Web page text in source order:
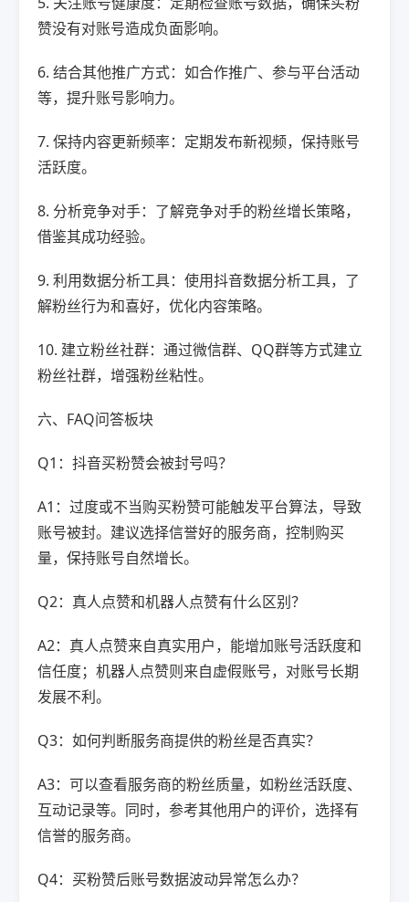
赞没有对账号造成负面影响。
6. 结合其他推广方式：如合作推广、参与平台活动
等，提升账号影响力。
7. 保持内容更新频率：定期发布新视频，保持账号
活跃度。
8. 分析竞争对手：了解竞争对手的粉丝增长策略，
借鉴其成功经验。
9. 利用数据分析工具：使用抖音数据分析工具，了
解粉丝行为和喜好，优化内容策略。
10. 建立粉丝社群：通过微信群、QQ群等方式建立
粉丝社群，增强粉丝粘性。
六、FAQ问答板块
Q1：抖音买粉赞会被封号吗？
A1：过度或不当购买粉赞可能触发平台算法，导致
账号被封。建议选择信誉好的服务商，控制购买
量，保持账号自然增长。
Q2：真人点赞和机器人点赞有什么区别？
A2：真人点赞来自真实用户，能增加账号活跃度和
信任度；机器人点赞则来自虚假账号，对账号长期
发展不利。
Q3：如何判断服务商提供的粉丝是否真实？
A3：可以查看服务商的粉丝质量，如粉丝活跃度、
互动记录等。同时，参考其他用户的评价，选择有
信誉的服务商。
Q4：买粉赞后账号数据波动异常怎么办？